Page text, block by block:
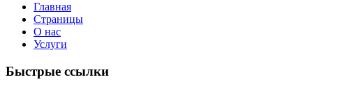
Главная
Страницы
О нас
Услуги
Быстрые ссылки